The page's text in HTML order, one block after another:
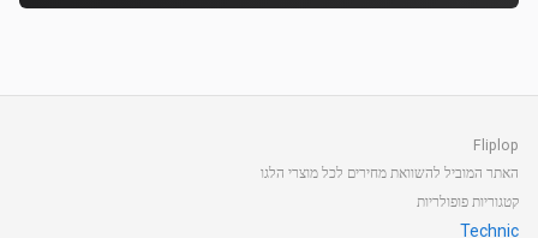
Fliplop
האתר המוביל להשוואת מחירים לכל מוצרי הלגו
קטגוריות פופולריות
Technic